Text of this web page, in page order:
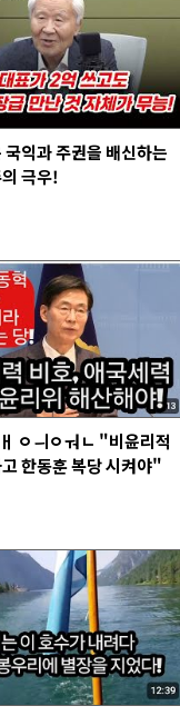
익과 주권을 배신하는
극우!
ㅇㅢㅇㅝㄴ "비윤리적
한동훈 복당 시켜야"